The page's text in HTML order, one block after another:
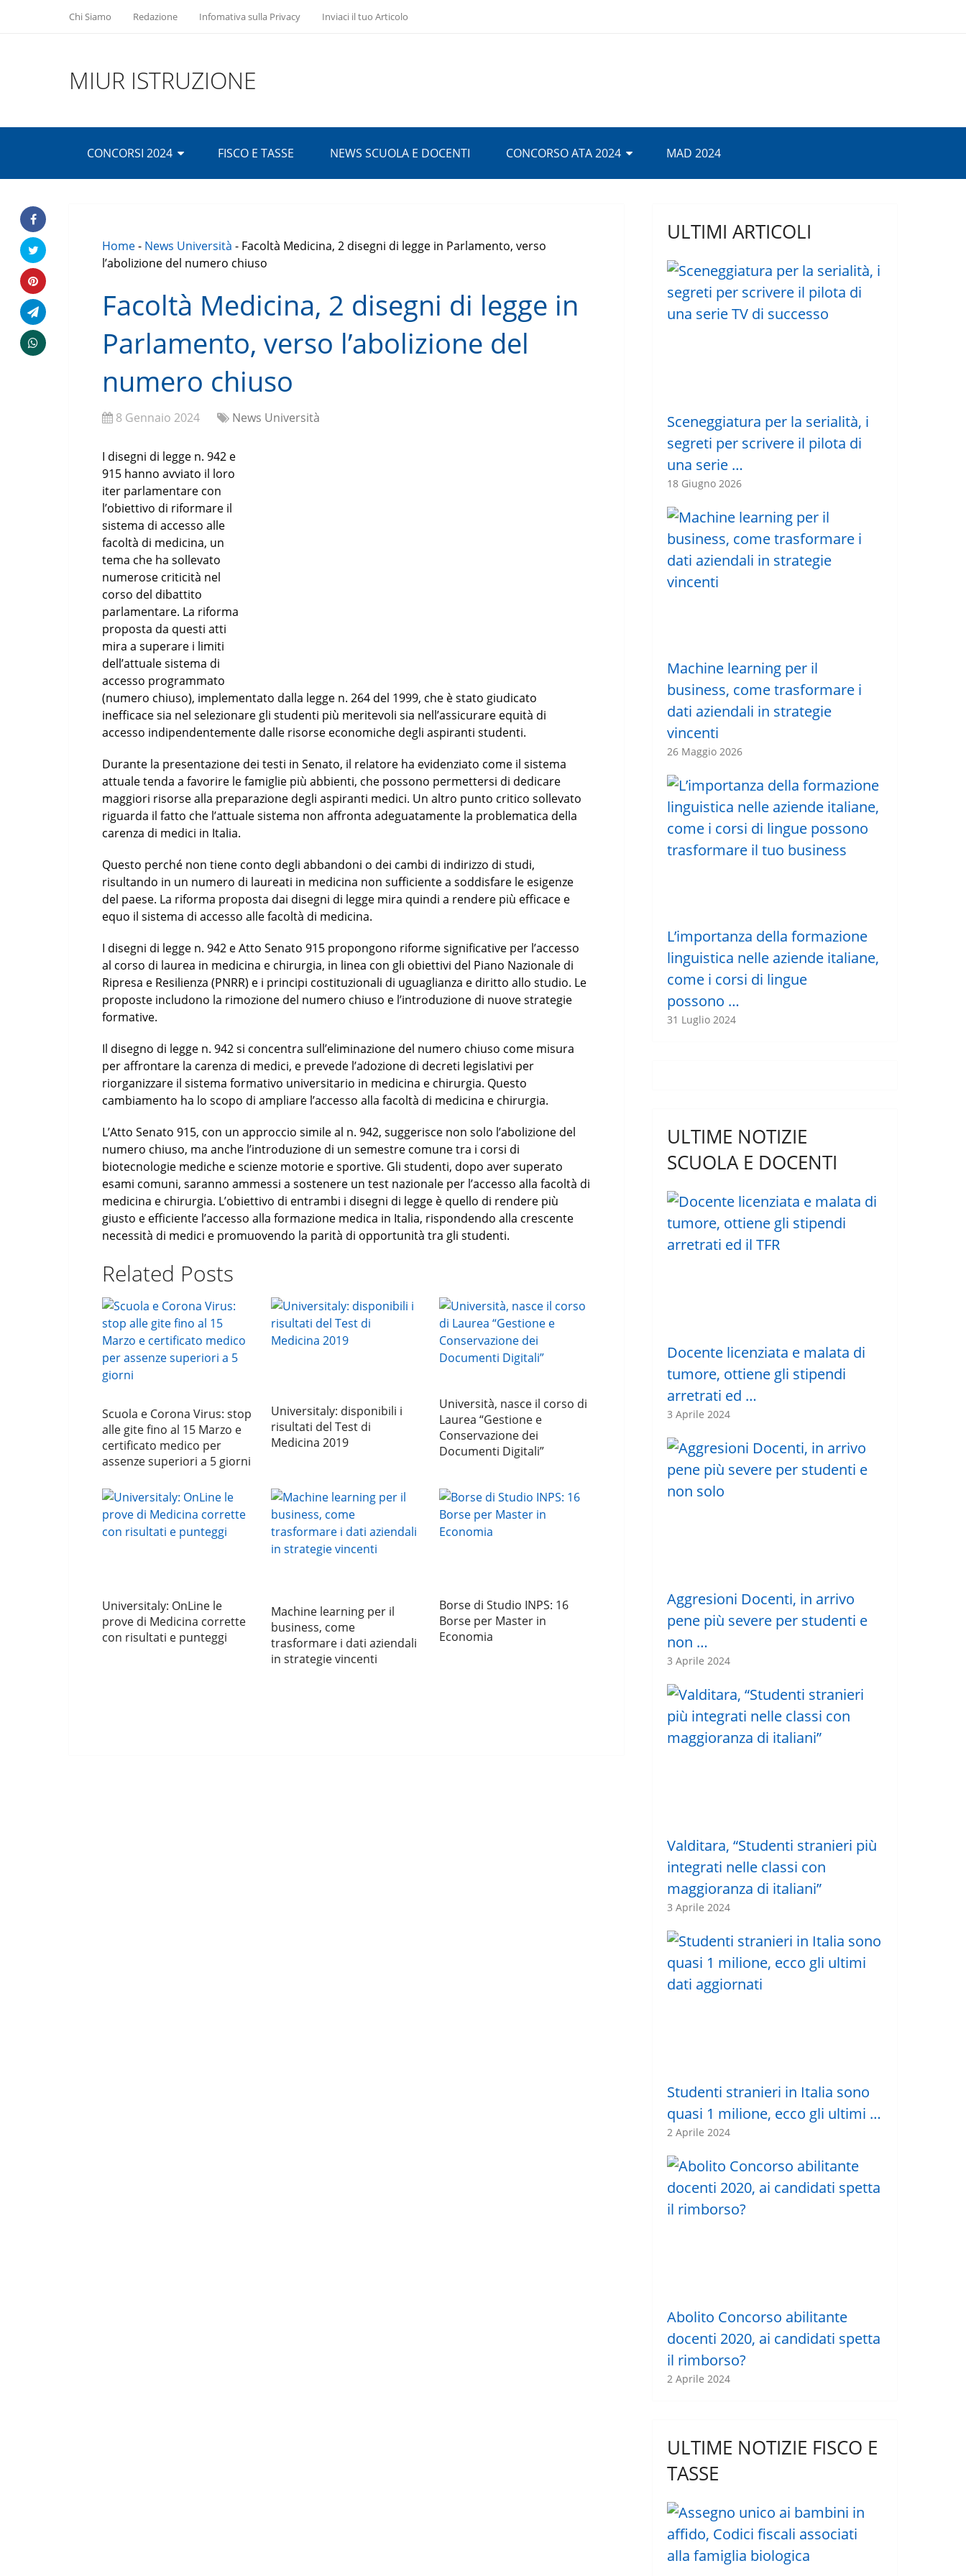
Chi Siamo Redazione Infomativa sulla Privacy Inviaci il tuo Articolo
MIUR ISTRUZIONE
CONCORSI 2024 FISCO E TASSE NEWS SCUOLA E DOCENTI CONCORSO ATA 2024 MAD 2024
Home- News Università - Facoltà Medicina, 2 disegni di legge in Parlamento, verso
l’abolizione del numero chiuso
Facoltà Medicina, 2 disegni di legge in
Parlamento, verso l’abolizione del
numero chiuso
8 Gennaio 2024 News Università
I disegni di legge n. 942 e
915 hanno avviato il loro
iter parlamentare con
l’obiettivo di riformare il
sistema di accesso alle
facoltà di medicina, un
tema che ha sollevato
numerose criticità nel
corso del dibattito
parlamentare. La riforma
proposta da questi atti
mira a superare i limiti
dell’attuale sistema di
accesso programmato
(numero chiuso), implementato dalla legge n. 264 del 1999, che è stato giudicato
inefficace sia nel selezionare gli studenti più meritevoli sia nell’assicurare equità di
accesso indipendentemente dalle risorse economiche degli aspiranti studenti.
Durante la presentazione dei testi in Senato, il relatore ha evidenziato come il sistema
attuale tenda a favorire le famiglie più abbienti, che possono permettersi di dedicare
maggiori risorse alla preparazione degli aspiranti medici. Un altro punto critico sollevato
riguarda il fatto che l’attuale sistema non affronta adeguatamente la problematica della
carenza di medici in Italia.
Questo perché non tiene conto degli abbandoni o dei cambi di indirizzo di studi,
risultando in un numero di laureati in medicina non sufficiente a soddisfare le esigenze
del paese. La riforma proposta dai disegni di legge mira quindi a rendere più efficace e
equo il sistema di accesso alle facoltà di medicina.
I disegni di legge n. 942 e Atto Senato 915 propongono riforme significative per l’accesso
al corso di laurea in medicina e chirurgia, in linea con gli obiettivi del Piano Nazionale di
Ripresa e Resilienza (PNRR) e i principi costituzionali di uguaglianza e diritto allo studio. Le
proposte includono la rimozione del numero chiuso e l’introduzione di nuove strategie
formative.
Il disegno di legge n. 942 si concentra sull’eliminazione del numero chiuso come misura
per affrontare la carenza di medici, e prevede l’adozione di decreti legislativi per
riorganizzare il sistema formativo universitario in medicina e chirurgia. Questo
cambiamento ha lo scopo di ampliare l’accesso alla facoltà di medicina e chirurgia.
L’Atto Senato 915, con un approccio simile al n. 942, suggerisce non solo l’abolizione del
numero chiuso, ma anche l’introduzione di un semestre comune tra i corsi di
biotecnologie mediche e scienze motorie e sportive. Gli studenti, dopo aver superato
esami comuni, saranno ammessi a sostenere un test nazionale per l’accesso alla facoltà di
medicina e chirurgia. L’obiettivo di entrambi i disegni di legge è quello di rendere più
giusto e efficiente l’accesso alla formazione medica in Italia, rispondendo alla crescente
necessità di medici e promuovendo la parità di opportunità tra gli studenti.
Related Posts
Scuola e Corona Virus: stop
alle gite fino al 15 Marzo e
certificato medico per
assenze superiori a 5 giorni
Universitaly: disponibili i
risultati del Test di
Medicina 2019
Università, nasce il corso di
Laurea “Gestione e
Conservazione dei
Documenti Digitali”
Universitaly: OnLine le
prove di Medicina corrette
con risultati e punteggi
Machine learning per il
business, come
trasformare i dati aziendali
in strategie vincenti
Borse di Studio INPS: 16
Borse per Master in
Economia
ULTIMI ARTICOLI
Sceneggiatura per la serialità, i
segreti per scrivere il pilota di
una serie …
18 Giugno 2026
Machine learning per il
business, come trasformare i
dati aziendali in strategie
vincenti
26 Maggio 2026
L’importanza della formazione
linguistica nelle aziende italiane,
come i corsi di lingue
possono …
31 Luglio 2024
ULTIME NOTIZIE
SCUOLA E DOCENTI
Docente licenziata e malata di
tumore, ottiene gli stipendi
arretrati ed …
3 Aprile 2024
Aggresioni Docenti, in arrivo
pene più severe per studenti e
non …
3 Aprile 2024
Valditara, “Studenti stranieri più
integrati nelle classi con
maggioranza di italiani”
3 Aprile 2024
Studenti stranieri in Italia sono
quasi 1 milione, ecco gli ultimi …
2 Aprile 2024
Abolito Concorso abilitante
docenti 2020, ai candidati spetta
il rimborso?
2 Aprile 2024
ULTIME NOTIZIE FISCO E
TASSE